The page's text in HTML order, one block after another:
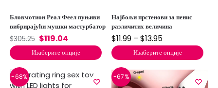
Бловмотион Реал Феел пуњиви
вибрирајући мушки мастурбатор
$305.25 $119.04
Изаберите опције
Најбољи прстенови за пенис
различитих величина
$11.99 – $13.95
Изаберите опције
-68% -67%